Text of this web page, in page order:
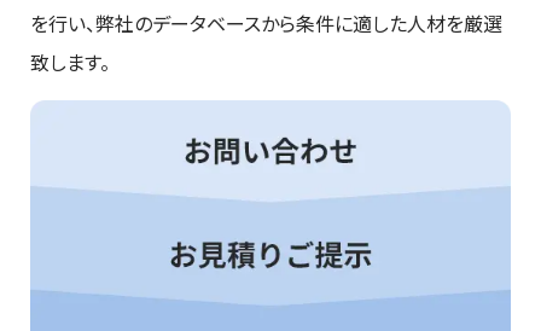
を行い、弊社のデータベースから条件に適した人材を厳選
致します。